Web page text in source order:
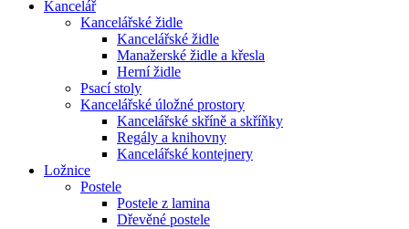
Kancelář
Kancelářské židle
Kancelářské židle
Manažerské židle a křesla
Herní židle
Psací stoly
Kancelářské úložné prostory
Kancelářské skříně a skříňky
Regály a knihovny
Kancelářské kontejnery
Ložnice
Postele
Postele z lamina
Dřevěné postele